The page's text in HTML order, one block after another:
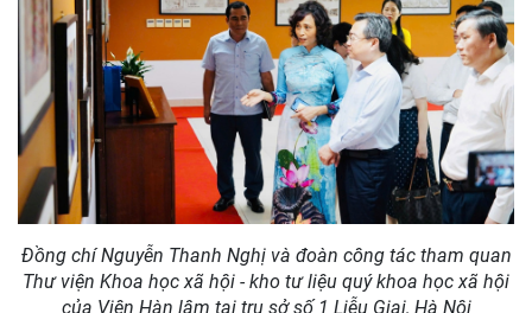
Trung ương cùng các cơ quan liên quan sẽ tiếp tục quan
tâm, phối hợp tháo gỡ khó khăn, tạo điều kiện để Viện Hàn
lâm phát huy vai trò là cơ quan nghiên cứu chiến lược
hàng đầu quốc gia trong lĩnh vực khoa học xã hội và nhân
văn, đóng góp thiết thực vào sự nghiệp xây dựng và phát
triển đất nước trong kỷ nguyên mới./.
Một số hình ảnh tại buổi làm việc